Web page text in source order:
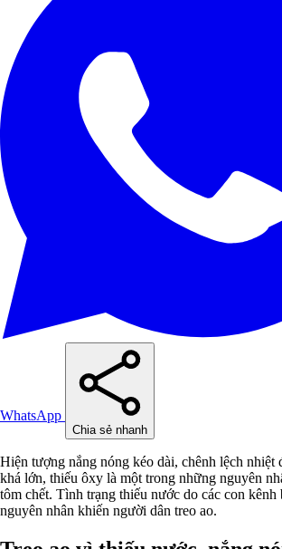
WhatsApp
Chia sẻ nhanh
Hiện tượng nắng nóng kéo dài, chênh lệch nhiệt
khá lớn, thiếu ôxy là một trong những nguyên
tôm chết. Tình trạng thiếu nước do các con kênh
nguyên nhân khiến người dân treo ao.